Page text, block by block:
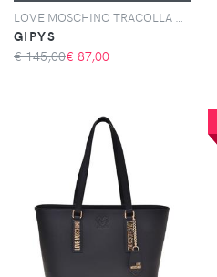
GIPYS
€ 145,00€ 87,00